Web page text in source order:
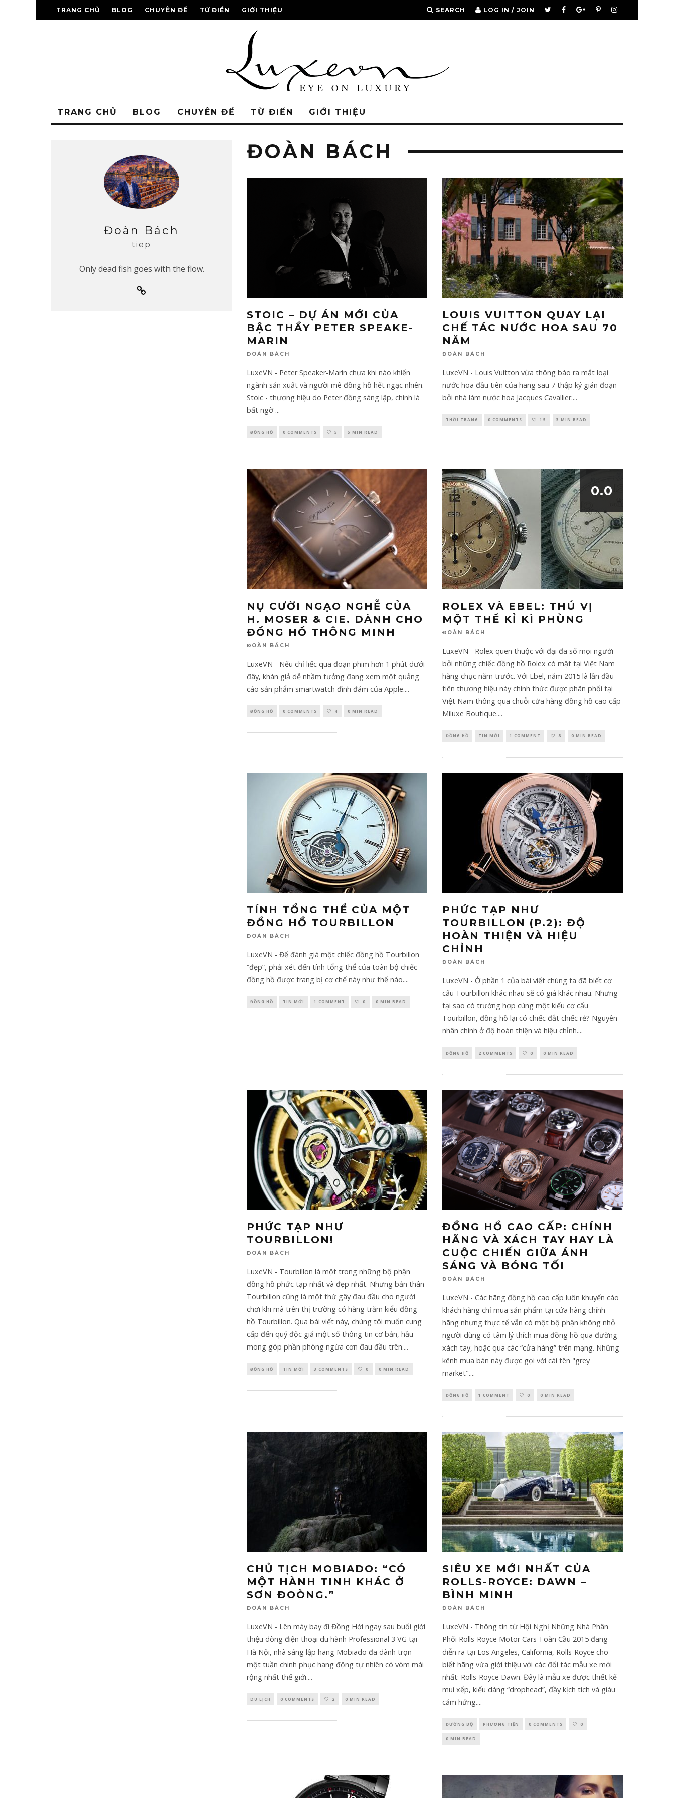
TRANG CHỦ BLOG CHUYÊN ĐỀ TỪ ĐIỂN GIỚI THIỆU SEARCH LOG IN / JOIN
TRANG CHỦ BLOG CHUYÊN ĐỀ TỪ ĐIỂN GIỚI THIỆU
ĐOÀN BÁCH
STOIC – DỰ ÁN MỚI CỦA
BẬC THẦY PETER SPEAKE-
MARIN
ĐOÀN BÁCH
LuxeVN - Peter Speaker-Marin chưa khi nào khiến
ngành sản xuất và người mê đồng hồ hết ngạc nhiên.
Stoic - thương hiệu do Peter đồng sáng lập, chính là
bất ngờ ...
ĐỒNG HỒ 0 COMMENTS 5 5 MIN READ
LOUIS VUITTON QUAY LẠI
CHẾ TÁC NƯỚC HOA SAU 70
NĂM
ĐOÀN BÁCH
LuxeVN - Louis Vuitton vừa thông báo ra mắt loại
nước hoa đầu tiên của hãng sau 7 thập kỷ gián đoạn
bởi nhà làm nước hoa Jacques Cavallier....
THỜI TRANG 0 COMMENTS 15 3 MIN READ
NỤ CƯỜI NGẠO NGHỄ CỦA
H. MOSER & CIE. DÀNH CHO
ĐỒNG HỒ THÔNG MINH
ĐOÀN BÁCH
LuxeVN - Nếu chỉ liếc qua đoạn phim hơn 1 phút dưới
đây, khán giả dễ nhầm tưởng đang xem một quảng
cáo sản phẩm smartwatch đình đám của Apple....
ĐỒNG HỒ 0 COMMENTS 4 0 MIN READ
0.0
ROLEX VÀ EBEL: THÚ VỊ
MỘT THỂ KỈ KÌ PHÙNG
ĐOÀN BÁCH
LuxeVN - Rolex quen thuộc với đại đa số mọi ngưởi
bởi những chiếc đồng hồ Rolex có mặt tại Việt Nam
hàng chục năm trước. Với Ebel, năm 2015 là lần đầu
tiên thương hiệu này chính thức được phân phối tại
Việt Nam thông qua chuỗi cửa hàng đồng hồ cao cấp
Miluxe Boutique....
ĐỒNG HỒ TIN MỚI 1 COMMENT 8 0 MIN READ
TÍNH TỔNG THỂ CỦA MỘT
ĐỒNG HỒ TOURBILLON
ĐOÀN BÁCH
LuxeVN - Để đánh giá một chiếc đồng hồ Tourbillon
“đẹp”, phải xét đến tính tổng thể của toàn bộ chiếc
đồng hồ được trang bị cơ chế này như thế nào....
ĐỒNG HỒ TIN MỚI 1 COMMENT 0 0 MIN READ
PHỨC TẠP NHƯ
TOURBILLON (P.2): ĐỘ
HOÀN THIỆN VÀ HIỆU
CHỈNH
ĐOÀN BÁCH
LuxeVN - Ở phần 1 của bài viết chúng ta đã biết cơ
cấu Tourbillon khác nhau sẽ có giá khác nhau. Nhưng
tại sao có trường hợp cùng một kiểu cơ cấu
Tourbillon, đồng hồ lại có chiếc đắt chiếc rẻ? Nguyên
nhân chính ở độ hoàn thiện và hiệu chỉnh....
ĐỒNG HỒ 2 COMMENTS 0 0 MIN READ
PHỨC TẠP NHƯ
TOURBILLON!
ĐOÀN BÁCH
LuxeVN - Tourbillon là một trong những bộ phận
đồng hồ phức tạp nhất và đẹp nhất. Nhưng bản thân
Tourbillon cũng là một thứ gây đau đầu cho người
chơi khi mà trên thị trường có hàng trăm kiểu đồng
hồ Tourbillon. Qua bài viết này, chúng tôi muốn cung
cấp đến quý độc giả một số thông tin cơ bản, hầu
mong góp phần phòng ngừa cơn đau đầu trên....
ĐỒNG HỒ TIN MỚI 3 COMMENTS 0 0 MIN READ
ĐỒNG HỒ CAO CẤP: CHÍNH
HÃNG VÀ XÁCH TAY HAY LÀ
CUỘC CHIẾN GIỮA ÁNH
SÁNG VÀ BÓNG TỐI
ĐOÀN BÁCH
LuxeVN - Các hãng đồng hồ cao cấp luôn khuyến cáo
khách hàng chỉ mua sản phẩm tại cửa hàng chính
hãng nhưng thực tế vẫn có một bộ phận không nhỏ
người dùng có tâm lý thích mua đồng hồ qua đường
xách tay, hoặc qua các “cửa hàng” trên mạng. Những
kênh mua bán này được gọi với cái tên "grey
market"....
ĐỒNG HỒ 1 COMMENT 0 0 MIN READ
CHỦ TỊCH MOBIADO: “CÓ
MỘT HÀNH TINH KHÁC Ở
SƠN ĐOÒNG.”
ĐOÀN BÁCH
LuxeVN - Lên máy bay đi Đồng Hới ngay sau buổi giới
thiệu dòng điện thoại du hành Professional 3 VG tại
Hà Nội, nhà sáng lập hãng Mobiado đã dành trọn
một tuần chinh phục hang động tự nhiên có vòm mái
rộng nhất thế giới....
DU LỊCH 0 COMMENTS 2 0 MIN READ
SIÊU XE MỚI NHẤT CỦA
ROLLS-ROYCE: DAWN –
BÌNH MINH
ĐOÀN BÁCH
LuxeVN - Thông tin từ Hội Nghị Những Nhà Phân
Phối Rolls-Royce Motor Cars Toàn Cầu 2015 đang
diễn ra tại Los Angeles, California, Rolls-Royce cho
biết hãng vừa giới thiệu với các đối tác mẫu xe mới
nhất: Rolls-Royce Dawn. Đây là mẫu xe được thiết kế
mui xếp, kiểu dáng “drophead”, đầy kịch tích và giàu
cảm hứng....
ĐƯỜNG BỘ PHƯƠNG TIỆN 0 COMMENTS 0
0 MIN READ
Đoàn Bách
tiep
Only dead fish goes with the flow.